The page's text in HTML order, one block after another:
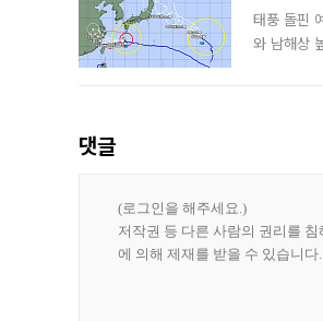
태풍 돌핀
와 남해상
댓글